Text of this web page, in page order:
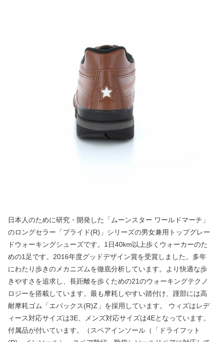
日本人のために研究・開発した「ムーンスター ワールドマーチ」
のロングセラー「プライド(R)」シリーズの男女兼用トップグレー
ドウォーキングシューズです。1日40km以上歩くウォーカーのた
めの1足です。2016年度グッドデザイン賞を受賞しました。多年
にわたり歩きのメカニズムを徹底分析しています。より快適な歩
きやすさを追求し、長距離を歩くための21のウォーキングテクノ
ロジーを搭載しています。最も摩耗しやすい踏付け、踵部には高
耐摩耗ゴム「エバックス(R)Z」を採用しています。 ウィズはレデ
ィース対応サイズは3E、メンズ対応サイズは4Eとなっています。
付属品が付いています。（スペアインソール（「ドライフット